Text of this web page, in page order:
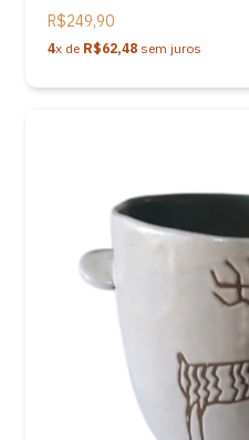
R$249,90
4x de R$62,48 sem juros